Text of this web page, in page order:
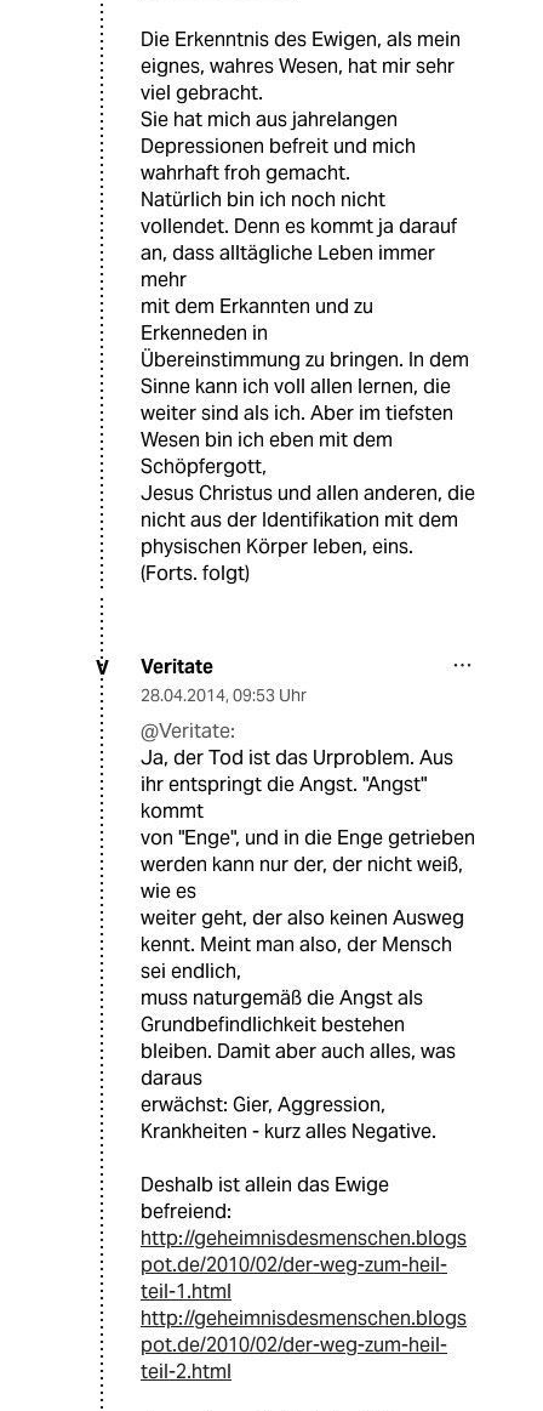
Die Erkenntnis des Ewigen, als mein
eignes, wahres Wesen, hat mir sehr
viel gebracht.
Sie hat mich aus jahrelangen
Depressionen befreit und mich
wahrhaft froh gemacht.
Natürlich bin ich noch nicht
vollendet. Denn es kommt ja darauf
an, dass alltägliche Leben immer
mehr
mit dem Erkannten und zu
Erkenneden in
Übereinstimmung zu bringen. In dem
Sinne kann ich voll allen lernen, die
weiter sind als ich. Aber im tiefsten
Wesen bin ich eben mit dem
Schöpfergott,
Jesus Christus und allen anderen, die
nicht aus der Identifikation mit dem
physischen Körper leben, eins.
(Forts. folgt)
V Veritate
28.04.2014, 09:53 Uhr
@Veritate:
Ja, der Tod ist das Urproblem. Aus
ihr entspringt die Angst. "Angst"
kommt
von "Enge", und in die Enge getrieben
werden kann nur der, der nicht weiß,
wie es
weiter geht, der also keinen Ausweg
kennt. Meint man also, der Mensch
sei endlich,
muss naturgemäß die Angst als
Grundbefindlichkeit bestehen
bleiben. Damit aber auch alles, was
daraus
erwächst: Gier, Aggression,
Krankheiten - kurz alles Negative.
Deshalb ist allein das Ewige
befreiend:
http://geheimnisdesmenschen.blogs
pot.de/2010/02/der-weg-zum-heil-
teil-1.html
http://geheimnisdesmenschen.blogs
pot.de/2010/02/der-weg-zum-heil-
teil-2.html